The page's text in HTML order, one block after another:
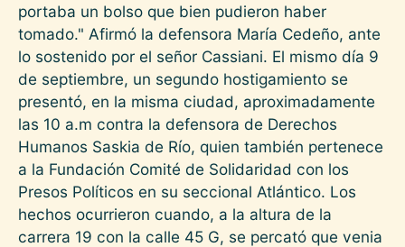
portaba un bolso que bien pudieron haber
tomado." Afirmó la defensora María Cedeño, ante
lo sostenido por el señor Cassiani. El mismo día 9
de septiembre, un segundo hostigamiento se
presentó, en la misma ciudad, aproximadamente
las 10 a.m contra la defensora de Derechos
Humanos Saskia de Río, quien también pertenece
a la Fundación Comité de Solidaridad con los
Presos Políticos en su seccional Atlántico. Los
hechos ocurrieron cuando, a la altura de la
carrera 19 con la calle 45 G, se percató que venia